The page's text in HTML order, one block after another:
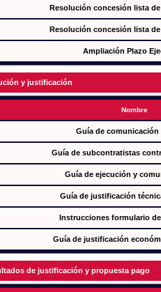
Resolución concesión lista
Resolución concesión lista
Ampliación Plazo
y justificación
Nombre
Guía de comunicación
Guía de subcontratistas
Guía de ejecución y
Guía de justificación
Instrucciones formulario
Guía de justificación
de justificación y propuesta pago